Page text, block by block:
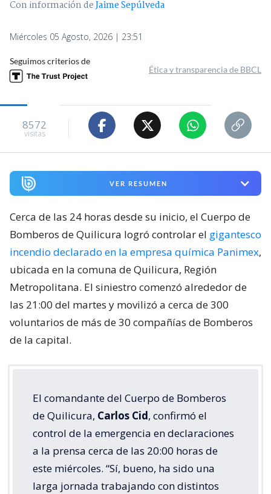
Con información deJaime Sepúlveda
Miércoles 05 Agosto, 2026 | 23:51
Seguimos criterios de
Ética y transparencia de BBCL
8572
visitas
VER RESUMEN
Cerca de las 24 horas desde su inicio, el Cuerpo de
Bomberos de Quilicura logró controlar el gigantesco
incendio declarado en la empresa química Panimex,
ubicada en la comuna de Quilicura, Región
Metropolitana. El siniestro comenzó alrededor de
las 21:00 del martes y movilizó a cerca de 300
voluntarios de más de 30 compañías de Bomberos
de la capital.
El comandante del Cuerpo de Bomberos
de Quilicura, Carlos Cid, confirmó el
control de la emergencia en declaraciones
a la prensa cerca de las 20:00 horas de
este miércoles. “Sí, bueno, ha sido una
larga jornada trabajando con distintos